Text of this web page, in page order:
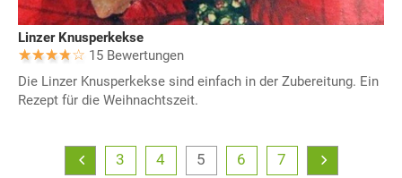
Linzer Knusperkekse
15 Bewertungen
Die Linzer Knusperkekse sind einfach in der Zubereitung. Ein
Rezept für die Weihnachtszeit.
3 4 5 6 7